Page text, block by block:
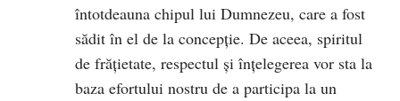
întotdeauna chipul lui Dumnezeu, care a fost
sădit în el de la concepție. De aceea, spiritul
de frățietate, respectul și înțelegerea vor sta la
baza efortului nostru de a participa la un